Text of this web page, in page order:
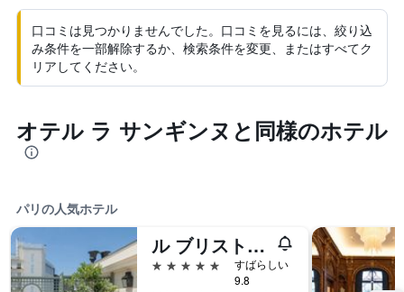
口コミは見つかりませんでした。口コミを見るには、絞り込
み条件を一部解除するか、検索条件を変更、またはすべてク
リアしてください。
オテル ラ サンギンヌと同様のホテル
パリの人気ホテル
ル ブリストル パリ - オートケル ホテルズ
5つ星
すばらしい
9.8